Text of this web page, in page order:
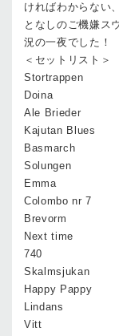
ければわからない
となしのご機嫌ス
況の一夜でした！
＜セットリスト＞
Stortrappen
Doina
Ale Brieder
Kajutan Blues
Basmarch
Solungen
Emma
Colombo nr 7
Brevorm
Next time
740
Skalmsjukan
Happy Pappy
Lindans
Vitt